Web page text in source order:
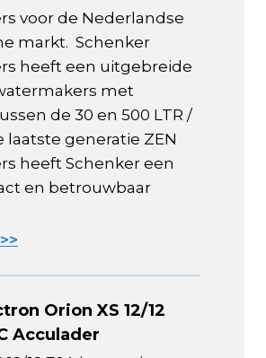
voor de Nederlandse
markt. Schenker
heeft een uitgebreide
met
de 30 en 500 LTR /
laatste generatie ZEN
heeft Schenker een
en betrouwbaar
Orion XS 12/12
Acculader